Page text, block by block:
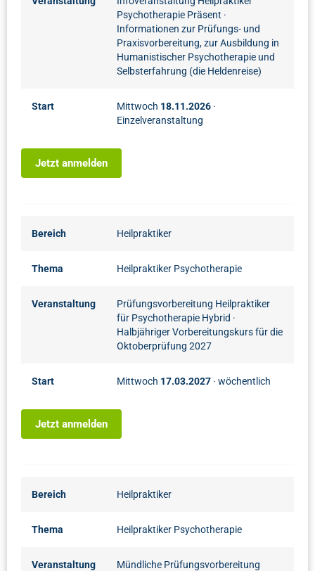
Psychotherapie Präsent ·
Informationen zur Prüfungs- und
Praxisvorbereitung, zur Ausbildung in
Humanistischer Psychotherapie und
Selbsterfahrung (die Heldenreise)
Start Mittwoch 18.11.2026 ·
Einzelveranstaltung
Jetzt anmelden
Bereich Heilpraktiker
Thema Heilpraktiker Psychotherapie
Veranstaltung
Prüfungsvorbereitung Heilpraktiker
für Psychotherapie Hybrid ·
Halbjähriger Vorbereitungskurs für die
Oktoberprüfung 2027
Start Mittwoch 17.03.2027 · wöchentlich
Jetzt anmelden
Bereich Heilpraktiker
Thema Heilpraktiker Psychotherapie
Veranstaltung
Mündliche Prüfungsvorbereitung